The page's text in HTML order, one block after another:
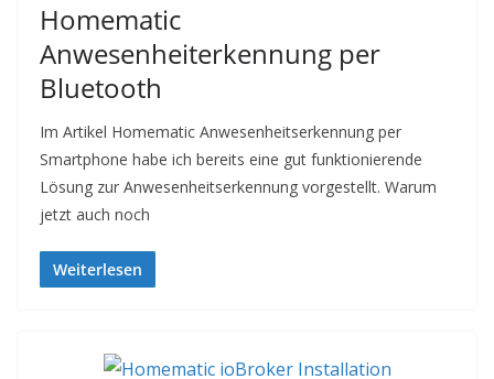
Homematic
Anwesenheiterkennung per
Bluetooth
Im Artikel Homematic Anwesenheitserkennung per
Smartphone habe ich bereits eine gut funktionierende
Lösung zur Anwesenheitserkennung vorgestellt. Warum
jetzt auch noch
Weiterlesen